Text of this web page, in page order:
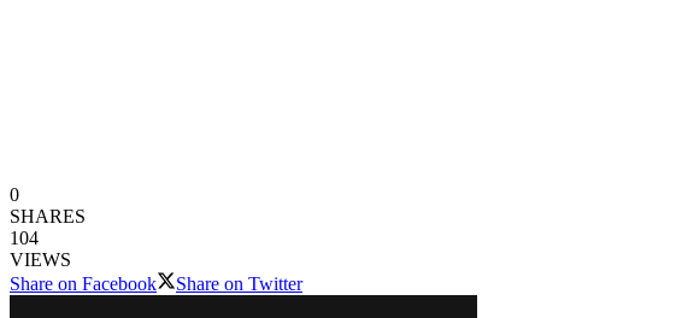
0
SHARES
104
VIEWS
Share on Facebook
Share on Twitter